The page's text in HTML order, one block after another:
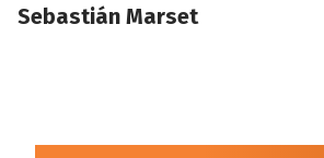
Sebastián Marset